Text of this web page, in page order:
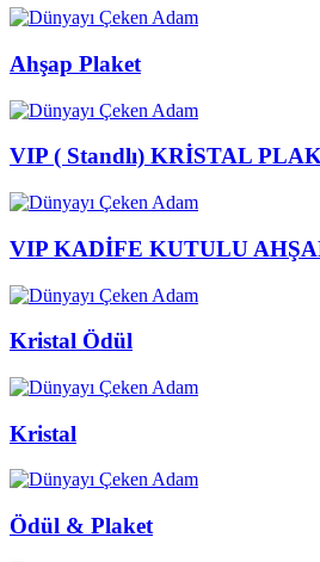
Ahşap Plaket
VIP ( Standlı) KRİSTAL
VIP KADİFE KUTULU
Kristal Ödül
Kristal
Ödül & Plaket